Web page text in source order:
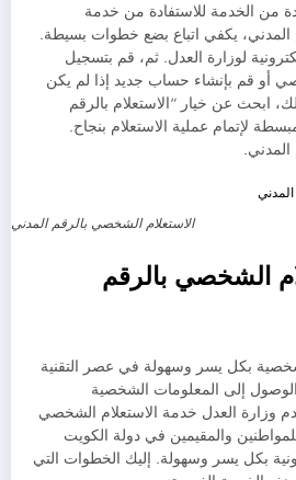
من الخدمة للاستفادة من خدمة
المدني، يكفي اتباع بضع خطوات بسيطة.
لوزارة العدل. ثم، قم بتسجيل
أو قم بإنشاء حساب جديد إذا لم يكن
ابحث عن خيار “الاستعلام بالرقم
لإتمام عملية الاستعلام بنجاح.
الاستعلام الشخصي بالرقم المدني
الشخصي بالرقم
بكل يسر وسهولة في عصر التقنية
إلى المعلومات الشخصية
وزارة العدل خدمة الاستعلام الشخصي
والمقيمين في دولة الكويت
بكل يسر وسهولة. إليك الخطوات التي